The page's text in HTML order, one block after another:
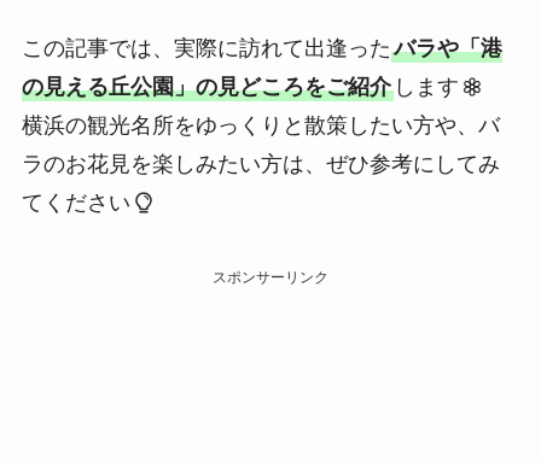
この記事では、実際に訪れて出逢ったバラや「港
の見える丘公園」の見どころをご紹介します
横浜の観光名所をゆっくりと散策したい方や、バ
ラのお花見を楽しみたい方は、ぜひ参考にしてみ
てください
スポンサーリンク